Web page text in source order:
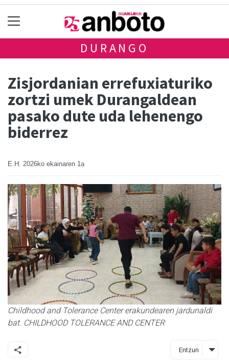
DURANGO
Zisjordanian errefuxiaturiko
zortzi umek Durangaldean
pasako dute uda lehenengo
biderrez
E.H. 2026ko ekainaren 1a
Childhood and Tolerance Center erakundearen jardunaldi
bat. CHILDHOOD TOLERANCE AND CENTER
Entzun